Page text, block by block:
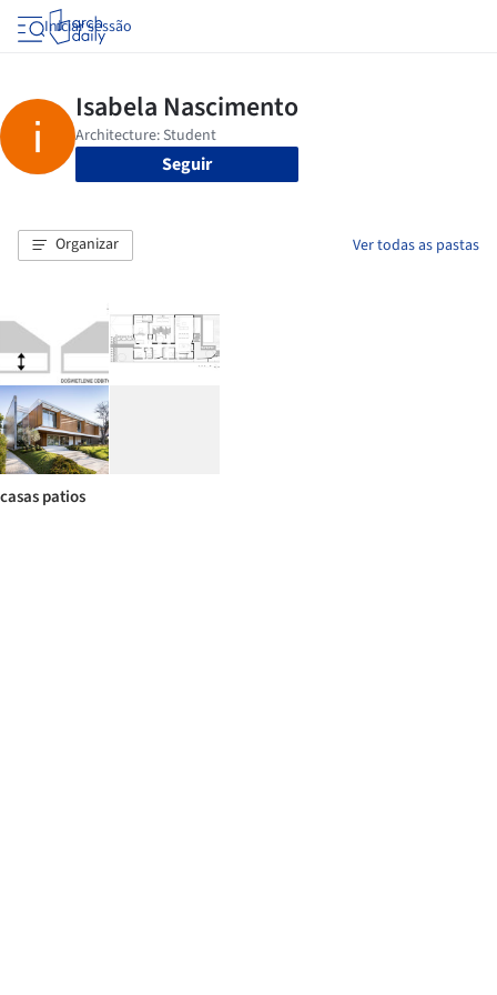
Iniciar sessão
Seguir
Organizar Ver todas as pastas
casas patios